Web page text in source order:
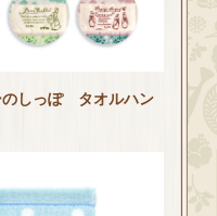
のしっぽ タオルハン